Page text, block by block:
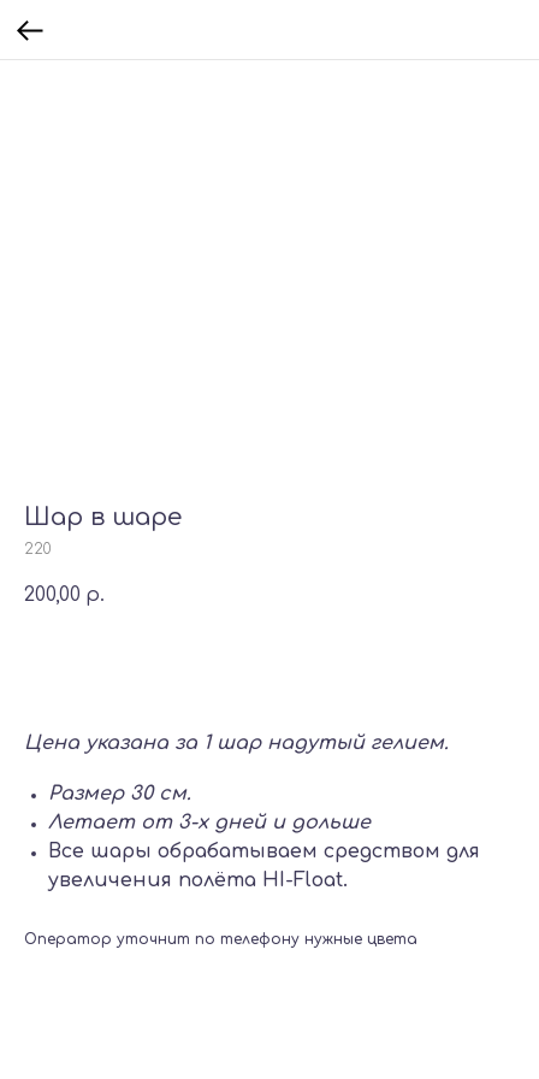
Шар в шаре
220
200,00 р.
Цена указана за 1 шар надутый гелием.
Размер 30 см.
Летает от 3-х дней и дольше
Все шары обрабатываем средством для
увеличения полёта HI-Float.
Оператор уточнит по телефону нужные цвета